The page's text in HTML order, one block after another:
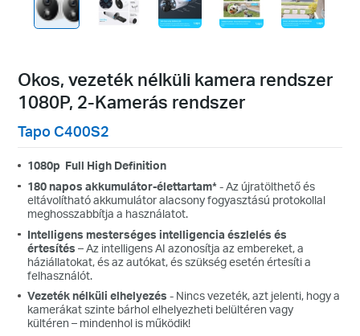
Okos, vezeték nélküli kamera rendszer
1080P, 2-Kamerás rendszer
Tapo C400S2
1080p Full High Definition
180 napos akkumulátor-élettartam*- Az újratölthető és
eltávolítható akkumulátor alacsony fogyasztású protokollal
meghosszabbítja a használatot.
Intelligens mesterséges intelligencia észlelés és
értesítés – Az intelligens AI azonosítja az embereket, a
háziállatokat, és az autókat, és szükség esetén értesíti a
felhasználót.
Vezeték nélküli elhelyezés - Nincs vezeték, azt jelenti, hogy a
kamerákat szinte bárhol elhelyezheti belültéren vagy
kültéren – mindenhol is működik!